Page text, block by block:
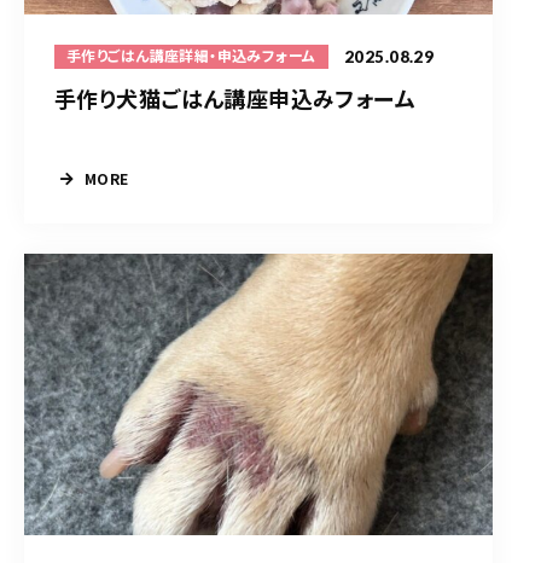
手作りごはん講座詳細・申込みフォーム 2025.08.29
手作り犬猫ごはん講座申込みフォーム
MORE